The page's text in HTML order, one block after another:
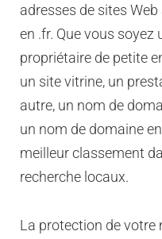
adresses de sites
en .fr. Que vous
propriétaire de petite
un site vitrine, un
autre, un nom de
un nom de domaine
meilleur classement
recherche locaux.
La protection de votre